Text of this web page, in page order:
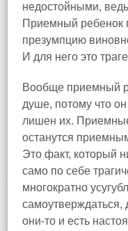
недостойными,
Приемный ребенок
презумпцию
И для него это
Вообще приемный
душе, потому что
лишен их.
останутся
Это факт, который
само по себе
многократно
самоутверждаться,
они-то и есть